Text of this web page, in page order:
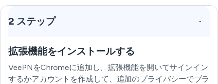
2 ステップ
拡張機能をインストールする
VeePNをChromeに追加し、拡張機能を開いてサインイン
するかアカウントを作成して、追加のプライバシーでブラ